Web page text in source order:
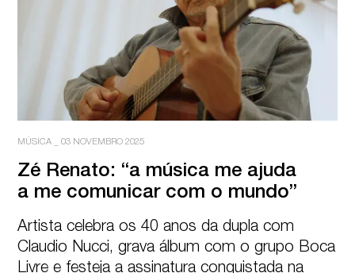
MÚSICA _03 NOVEMBRO 2025
Zé Renato: “a música me ajuda
a me comunicar com o mundo”
Artista celebra os 40 anos da dupla com
Claudio Nucci, grava álbum com o grupo Boca
Livre e festeja a assinatura conquistada na